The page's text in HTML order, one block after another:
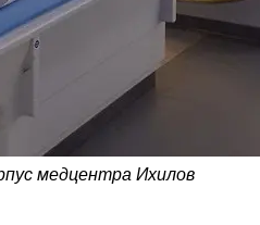
медцентра Ихилов